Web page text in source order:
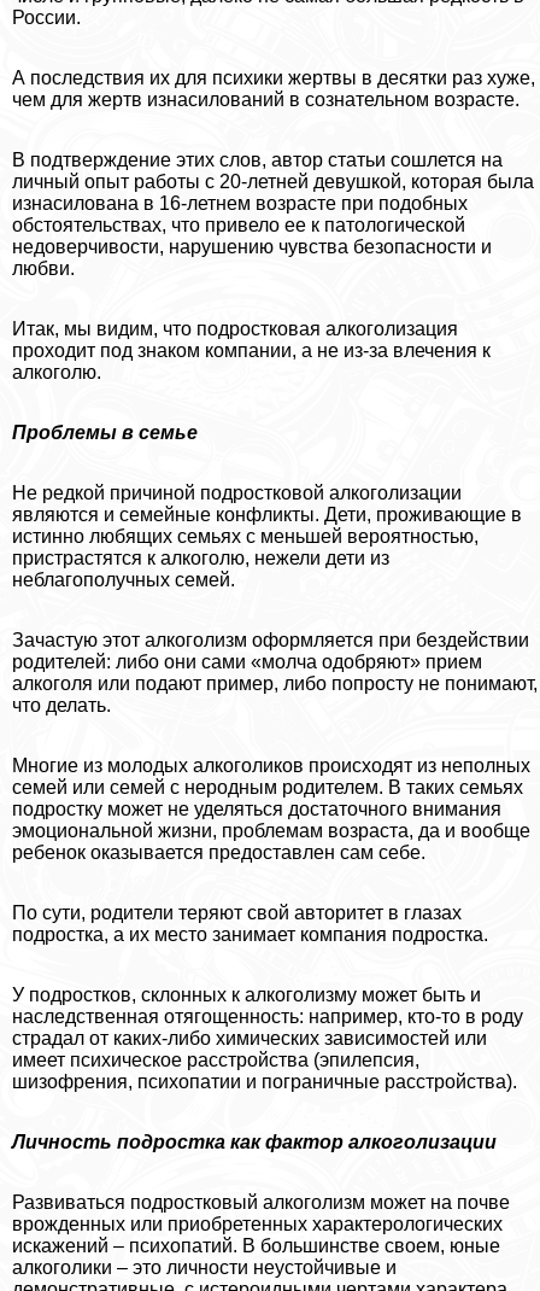
России.
А последствия их для психики жертвы в десятки раз хуже,
чем для жертв изнacилoваний в сознательном возрасте.
В подтверждение этих слов, автор статьи сошлется на
личный опыт работы с 20-летней дeвyшкой, которая была
изнacилoвана в 16-летнем возрасте при подобных
обстоятельствах, что привело ее к патологической
недоверчивости, нарушению чувства безопасности и
любви.
Итак, мы видим, что подростковая алкоголизация
проходит под знаком компании, а не из-за влечения к
алкоголю.
Проблемы в семье
Не редкой причиной подростковой алкоголизации
являются и семейные конфликты. Дети, проживающие в
истинно любящих семьях с меньшей вероятностью,
пристрастятся к алкоголю, нежели дети из
нeблагополучных семей.
Зачастую этот алкоголизм оформляется при бездействии
родителей: либо они сами «молча одобряют» прием
алкоголя или подают пример, либо попросту не понимают,
что делать.
Многие из молодых алкоголиков происходят из неполных
семей или семей с неродным родителем. В таких семьях
подростку может не уделяться достаточного внимания
эмоциональной жизни, проблемам возраста, да и вообще
ребенок оказывается предоставлен сам себе.
По сути, родители теряют свой авторитет в глазах
подростка, а их место занимает компания подростка.
У подростков, склонных к алкоголизму может быть и
наследственная отягощенность: например, кто-то в роду
страдал от каких-либо химических зависимостей или
имеет психическое расстройства (эпилепсия,
шизофрения, психопатии и пограничные расстройства).
Личность подростка как фактор алкоголизации
Развиваться подростковый алкоголизм может на почве
врожденных или приобретенных хаpaктерологических
искажений – психопатий. В большинстве своем, юные
алкоголики – это личности неустойчивые и